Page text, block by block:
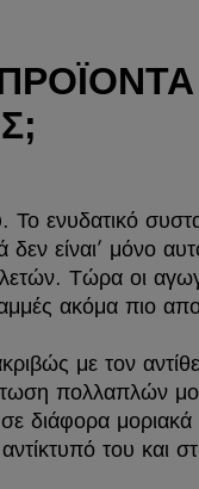
Το ενυδατικό
είναι’ μόνο
Τώρα οι
ακόμα πιο
με τον
πολλαπλών
διάφορα
του και